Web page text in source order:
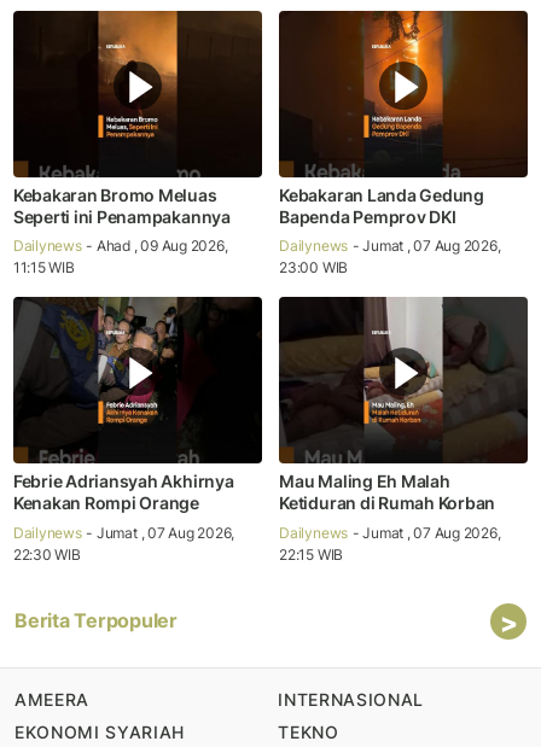
Kebakaran Bromo Meluas
Seperti ini Penampakannya
Dailynews - Ahad , 09 Aug 2026,
11:15 WIB
Kebakaran Landa Gedung
Bapenda Pemprov DKI
Dailynews - Jumat , 07 Aug 2026,
23:00 WIB
Febrie Adriansyah Akhirnya
Kenakan Rompi Orange
Dailynews - Jumat , 07 Aug 2026,
22:30 WIB
Mau Maling Eh Malah
Ketiduran di Rumah Korban
Dailynews - Jumat , 07 Aug 2026,
22:15 WIB
Berita Terpopuler >
AMEERA
EKONOMI SYARIAH
INTERNASIONAL
TEKNO